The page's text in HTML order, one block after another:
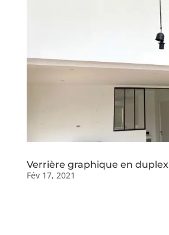
Verrière graphique en duplex
Fév 17, 2021